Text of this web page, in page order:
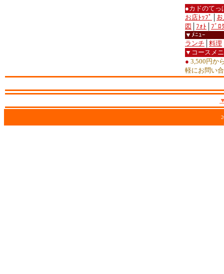
●カドのて
お店ﾄｯﾌﾟ
図
ﾌｫﾄ
ﾌﾞﾛ
▼ﾒﾆｭｰ
ランチ
料理
▼コースメ
● 3,500円か
軽にお問い